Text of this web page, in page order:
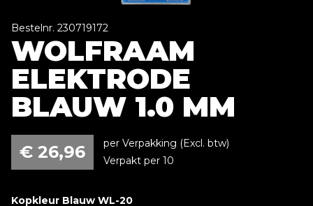
Bestelnr. 230719172
WOLFRAAM
ELEKTRODE
BLAUW 1.0 MM
€ 26,96
per Verpakking (Excl. btw)
Verpakt per 10
Kopkleur Blauw WL-20